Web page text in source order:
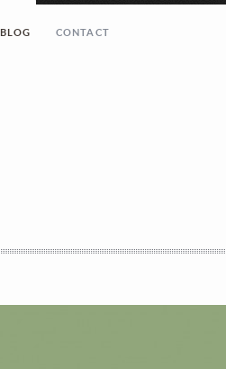
BLOG CONTACT